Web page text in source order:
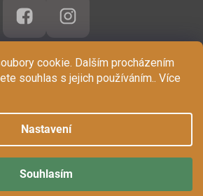
cookie. Dalším procházením
souhlas s jejich používáním.. Více
Nastavení
Souhlasím
Vytvořil Shoptet
Opička. Všechna práva vyhrazena.